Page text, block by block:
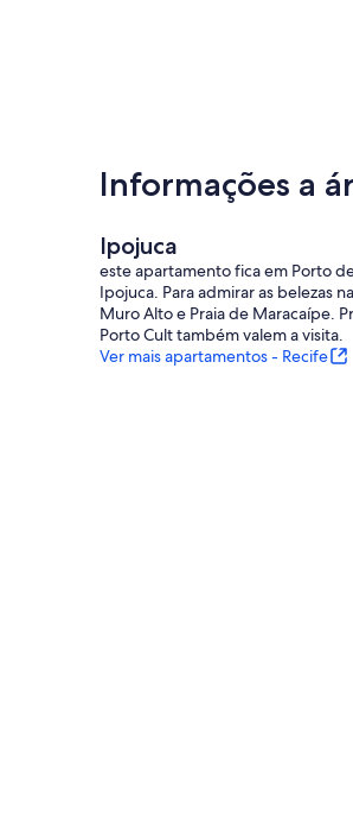
Informações a
Ipojuca
este apartamento fica em Porto
Ipojuca. Para admirar as belezas
Muro Alto e Praia de Maracaípe.
Porto Cult também valem a visita.
Ver mais apartamentos - Recife